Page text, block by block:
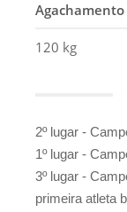
Agachamento
120 kg
2º lugar -
1º lugar -
3º lugar -
primeira atleta